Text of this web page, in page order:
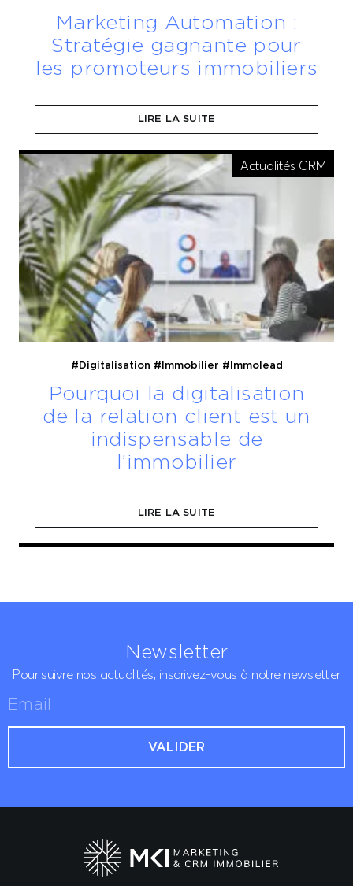
Marketing Automation :
Stratégie gagnante pour
les promoteurs immobiliers
Comment cela fonctionne t’il ? Quels sont les
avantages ? Des questions auxquelles nous
LIRE LA SUITE
Actualités CRM
#Digitalisation #Immobilier #Immolead
Pourquoi la digitalisation
de la relation client est un
indispensable de
l’immobilier
lors du parcours client.
LIRE LA SUITE
Newsletter
Pour suivre nos actualités, inscrivez-vous à notre newsletter
VALIDER